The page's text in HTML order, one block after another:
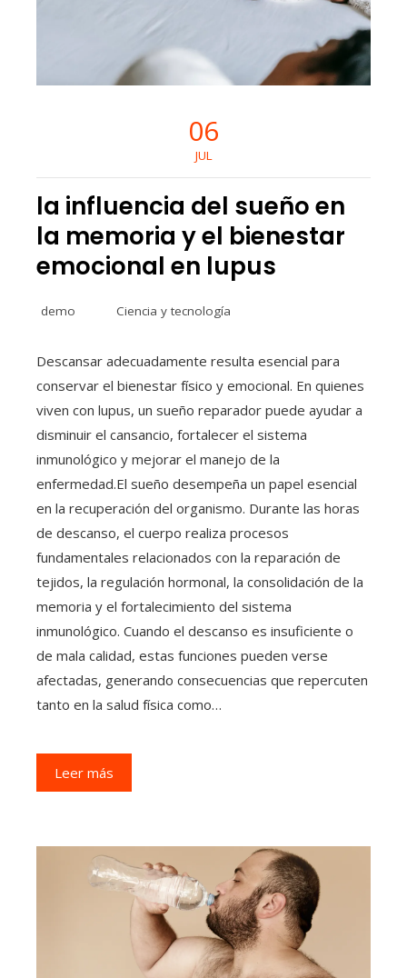
06
JUL
la influencia del sueño en
la memoria y el bienestar
emocional en lupus
demo Ciencia y tecnología
Descansar adecuadamente resulta esencial para
conservar el bienestar físico y emocional. En quienes
viven con lupus, un sueño reparador puede ayudar a
disminuir el cansancio, fortalecer el sistema
inmunológico y mejorar el manejo de la
enfermedad.El sueño desempeña un papel esencial
en la recuperación del organismo. Durante las horas
de descanso, el cuerpo realiza procesos
fundamentales relacionados con la reparación de
tejidos, la regulación hormonal, la consolidación de la
memoria y el fortalecimiento del sistema
inmunológico. Cuando el descanso es insuficiente o
de mala calidad, estas funciones pueden verse
afectadas, generando consecuencias que repercuten
tanto en la salud física como…
Leer más